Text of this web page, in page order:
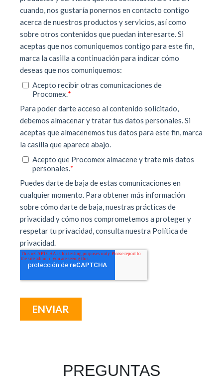
PREGUNTAS